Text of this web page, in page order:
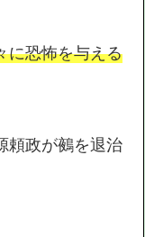
に恐怖を与える
頼政が鵺を退治